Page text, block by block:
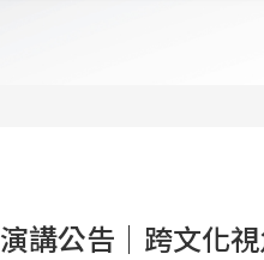
演講公告｜跨文化